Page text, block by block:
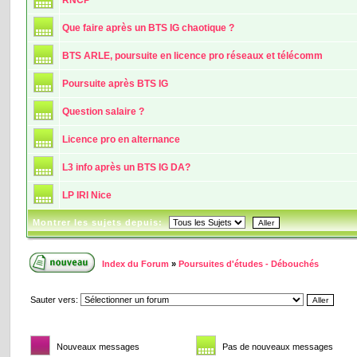
Que faire après un BTS IG chaotique ?
BTS ARLE, poursuite en licence pro réseaux et télécomm
Poursuite après BTS IG
Question salaire ?
Licence pro en alternance
L3 info après un BTS IG DA?
LP IRI Nice
Montrer les sujets depuis:
Index du Forum »Poursuites d'études - Débouchés
Sauter vers:
Nouveaux messages Pas de nouveaux messages